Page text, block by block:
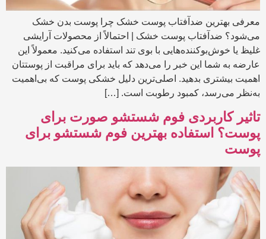
معرفی بهترین ضدآفتاب پوست خشک چرا پوست بدن خشک
می‌شود؟ ضدآفتاب پوست خشک | احتمالاً از محصولات آرایشی
غلیظ یا خوش‌بوکننده‌هایی با بوی تند استفاده می‌کنید. معمولاً این
عارضه به شما این خبر را می‌دهد که باید برای مراقبت از پوستتان
اهمیت بیشتری بدهید. اصلی‌ترین دلیل خشکی پوست که بی‌اهمیت
به‌نظر می‌رسد، کمبود رطوبت است. […]
تاثیر کاربردی فوم شستشو صورت برای
پوست؟ استفاده بهترین فوم شستشو برای
پوست